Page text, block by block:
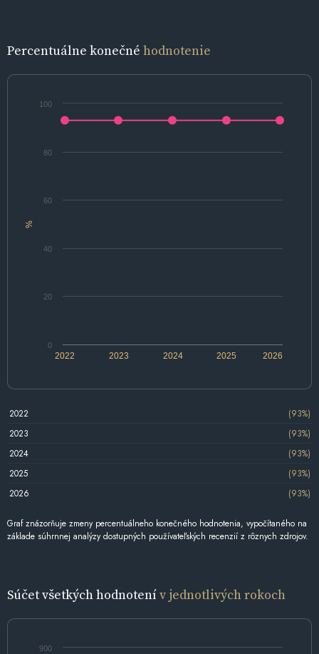
Percentuálne konečné hodnotenie
%
2022 2024 2026
2023 2025
0
20
40
60
80
100
2022
(93%)
2023
(93%)
2024
(93%)
2025
(93%)
2026
(93%)
Graf znázorňuje zmeny percentuálneho konečného hodnotenia, vypočítaného na
základe súhrnnej analýzy dostupných používateľských recenzií z rôznych zdrojov.
Súčet všetkých hodnotenív jednotlivých rokoch
900